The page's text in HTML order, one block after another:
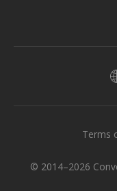
© 2014–2026
Terms